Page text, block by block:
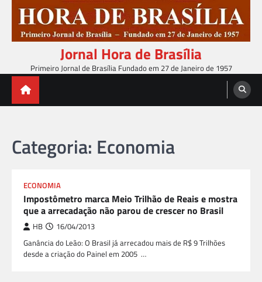
content
Jornal Hora de Brasília
Primeiro Jornal de Brasília Fundado em 27 de Janeiro de 1957
Categoria: Economia
ECONOMIA
Impostômetro marca Meio Trilhão de Reais e mostra
que a arrecadação não parou de crescer no Brasil
HB 16/04/2013
Ganância do Leão: O Brasil já arrecadou mais de R$ 9 Trilhões
desde a criação do Painel em 2005 …